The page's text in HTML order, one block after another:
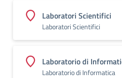
Laboratori Scientifici
Laboratori Scientifici
Laboratorio di
Laboratorio di Informatica